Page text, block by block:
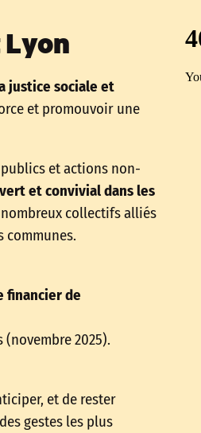
justice sociale et
et promouvoir une
et actions non-
et convivial dans les
collectifs alliés
communes.
financier de
2025).
et de rester
gestes les plus